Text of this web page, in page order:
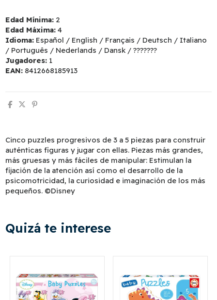
Edad Mínima: 2
Edad Máxima: 4
Idioma: Español / English / Français / Deutsch / Italiano
/ Português / Nederlands / Dansk / ???????
Jugadores: 1
EAN: 8412668185913
Cinco puzzles progresivos de 3 a 5 piezas para construir
auténticas figuras y jugar con ellas. Piezas más grandes,
más gruesas y más fáciles de manipular: Estimulan la
fijación de la atención así como el desarrollo de la
psicomotricidad, la curiosidad e imaginación de los más
pequeños. ©Disney
Quizá te interese